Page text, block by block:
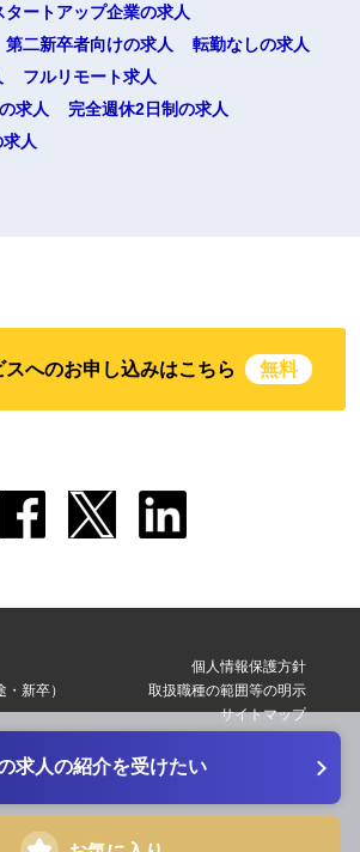
タートアップ企業の求人
第二新卒者向けの求人
転勤なしの求人
フルリモート求人
求人
完全週休2日制の求人
人
へのお申し込みはこちら 無料
新卒）
用規約
個人情報保護方針
取扱職種の範囲等の明示
サイトマップ
お問い合わせ
求人の紹介を受けたい